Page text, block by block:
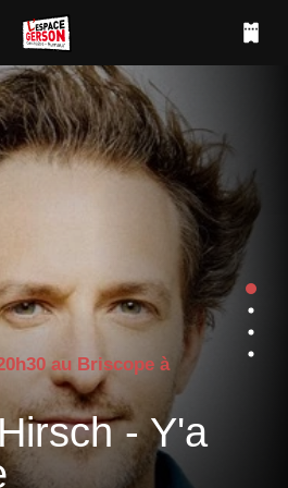
au Briscope à
-